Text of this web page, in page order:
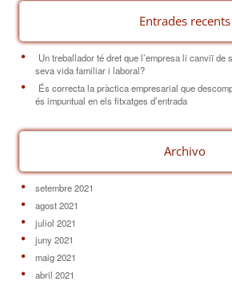
Entrades recents
Un treballador té dret que l’empresa li canviï
seva vida familiar i laboral?
És correcta la pràctica empresarial que
és impuntual en els fitxatges d’entrada
Archivo
setembre 2021
agost 2021
juliol 2021
juny 2021
maig 2021
abril 2021